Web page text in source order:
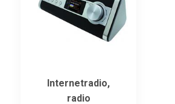
Internetradio,
radio